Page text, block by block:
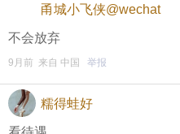
甬城小飞侠@wechat
不会放弃
9月前 来自 中国 举报
糯得蛙好